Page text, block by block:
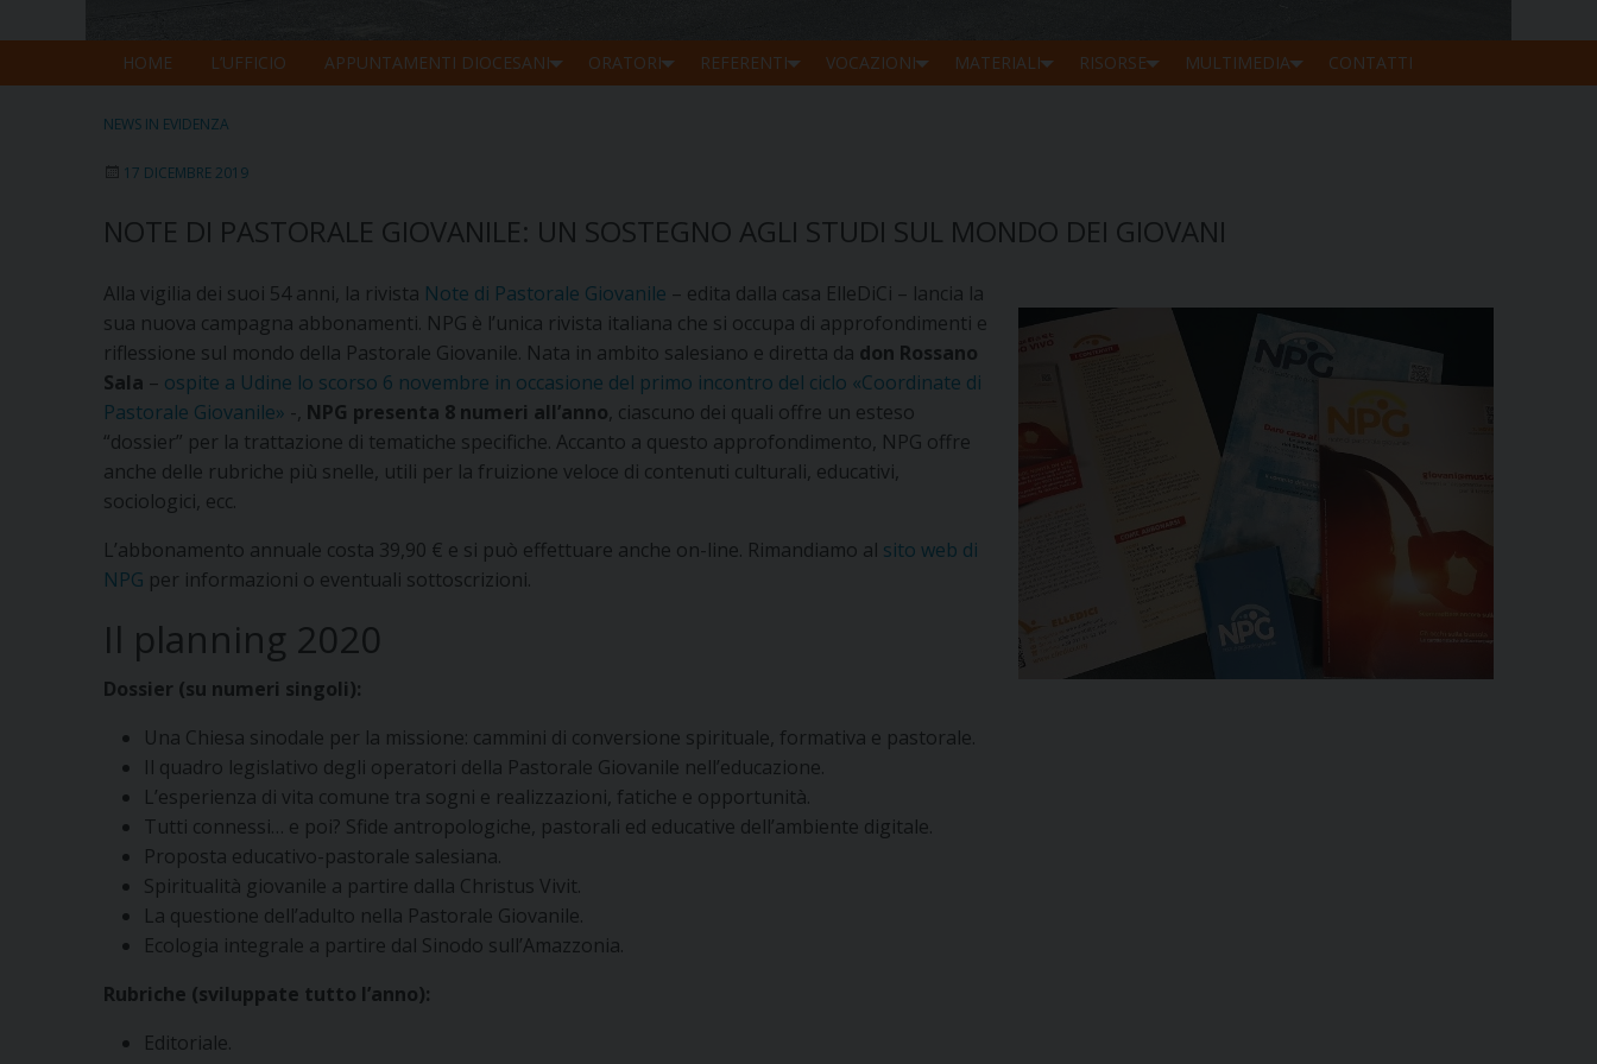
HOME L’UFFICIO APPUNTAMENTI DIOCESANI ORATORI REFERENTI VOCAZIONI MATERIALI RISORSE MULTIMEDIA CONTATTI
NEWS IN EVIDENZA
17 DICEMBRE 2019
NOTE DI PASTORALE GIOVANILE: UN SOSTEGNO AGLI STUDI SUL MONDO DEI GIOVANI
Alla vigilia dei suoi 54 anni, la rivista Note di Pastorale Giovanile – edita dalla casa ElleDiCi – lancia la
sua nuova campagna abbonamenti. NPG è l’unica rivista italiana che si occupa di approfondimenti e
riflessione sul mondo della Pastorale Giovanile. Nata in ambito salesiano e diretta da don Rossano
Sala – ospite a Udine lo scorso 6 novembre in occasione del primo incontro del ciclo «Coordinate di
Pastorale Giovanile» -, NPG presenta 8 numeri all’anno, ciascuno dei quali offre un esteso
“dossier” per la trattazione di tematiche specifiche. Accanto a questo approfondimento, NPG offre
anche delle rubriche più snelle, utili per la fruizione veloce di contenuti culturali, educativi,
sociologici, ecc.
L’abbonamento annuale costa 39,90 € e si può effettuare anche on-line. Rimandiamo al sito web di
NPG per informazioni o eventuali sottoscrizioni.
Il planning 2020
Dossier (su numeri singoli):
Una Chiesa sinodale per la missione: cammini di conversione spirituale, formativa e pastorale.
Il quadro legislativo degli operatori della Pastorale Giovanile nell’educazione.
L’esperienza di vita comune tra sogni e realizzazioni, fatiche e opportunità.
Tutti connessi… e poi? Sfide antropologiche, pastorali ed educative dell’ambiente digitale.
Proposta educativo-pastorale salesiana.
Spiritualità giovanile a partire dalla Christus Vivit.
La questione dell’adulto nella Pastorale Giovanile.
Ecologia integrale a partire dal Sinodo sull’Amazzonia.
Rubriche (sviluppate tutto l’anno):
Editoriale.